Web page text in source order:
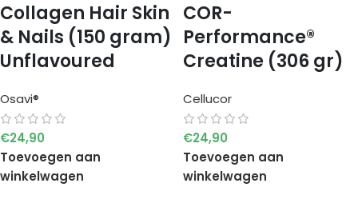
Collagen Hair Skin
& Nails (150 gram)
Unflavoured
Osavi®
€24,90
Toevoegen aan
winkelwagen
COR-
Performance®
Creatine (306 gr)
Cellucor
€24,90
Toevoegen aan
winkelwagen